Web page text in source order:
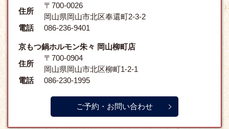
住所
〒700-0026
岡山県岡山市北区奉還町2-3-2
電話
086-236-9401
京もつ鍋ホルモン朱々 岡山柳町店
住所
〒700-0904
岡山県岡山市北区柳町1-2-1
電話
086-230-1995
ご予約・お問い合わせ